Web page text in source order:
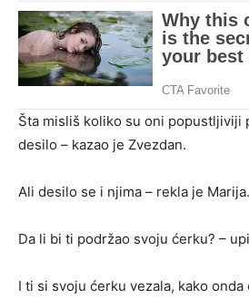
Šta misliš koliko su oni popustljiviji
desilo – kazao je Zvezdan.
Ali desilo se i njima – rekla je Marija.
Da li bi ti podržao svoju ćerku? –
I ti si svoju ćerku vezala, kako